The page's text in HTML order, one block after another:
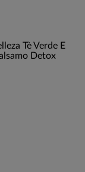
Tè Verde E
Detox